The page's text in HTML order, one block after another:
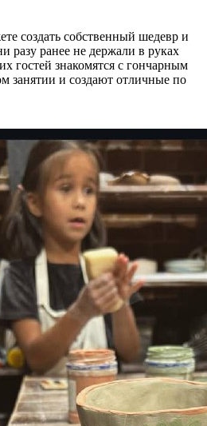
создать собственный шедевр и
разу ранее не держали в руках
гостей знакомятся с гончарным
занятии и создают отличные по